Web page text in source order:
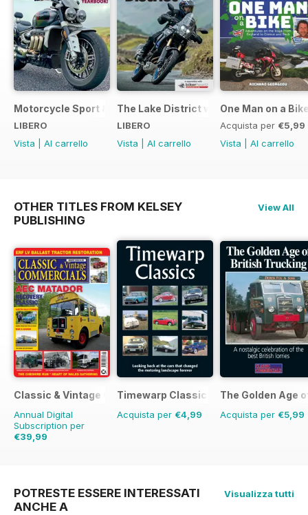
Motorcycle Sport & Leisure - Special Edition - Free
LIBERO
Vista
Al carrello
The Lake District with Bridgestone
LIBERO
Vista
Al carrello
One Man on a
Acquista per €5,99
Vista
Al carrello
OTHER TITLES FROM KELSEY
PUBLISHING
View All
Classic & Vintage Commercials
Annual Digital
Subscription per
€39,99
Timewarp Classics
Acquista per €4,99
The Golden Age
Acquista per €5,99
POTRESTE ESSERE INTERESSATI
ANCHE A
Visualizza tutti